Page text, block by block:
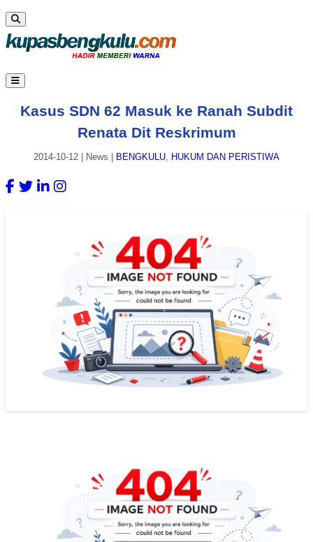
Kasus SDN 62 Masuk ke Ranah Subdit
Renata Dit Reskrimum
2014-10-12 News BENGKULU, HUKUM DAN PERISTIWA